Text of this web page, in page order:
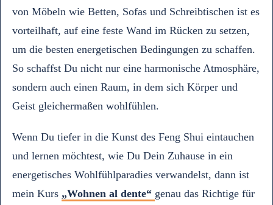
von Möbeln wie Betten, Sofas und Schreibtischen ist es
vorteilhaft, auf eine feste Wand im Rücken zu setzen,
um die besten energetischen Bedingungen zu schaffen.
So schaffst Du nicht nur eine harmonische Atmosphäre,
sondern auch einen Raum, in dem sich Körper und
Geist gleichermaßen wohlfühlen.
Wenn Du tiefer in die Kunst des Feng Shui eintauchen
und lernen möchtest, wie Du Dein Zuhause in ein
energetisches Wohlfühlparadies verwandelst, dann ist
mein Kurs „Wohnen al dente“ genau das Richtige für